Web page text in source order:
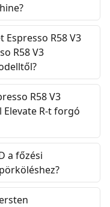
R58 V3
R58 V3
R58 V3
R-t forgó
a főzési